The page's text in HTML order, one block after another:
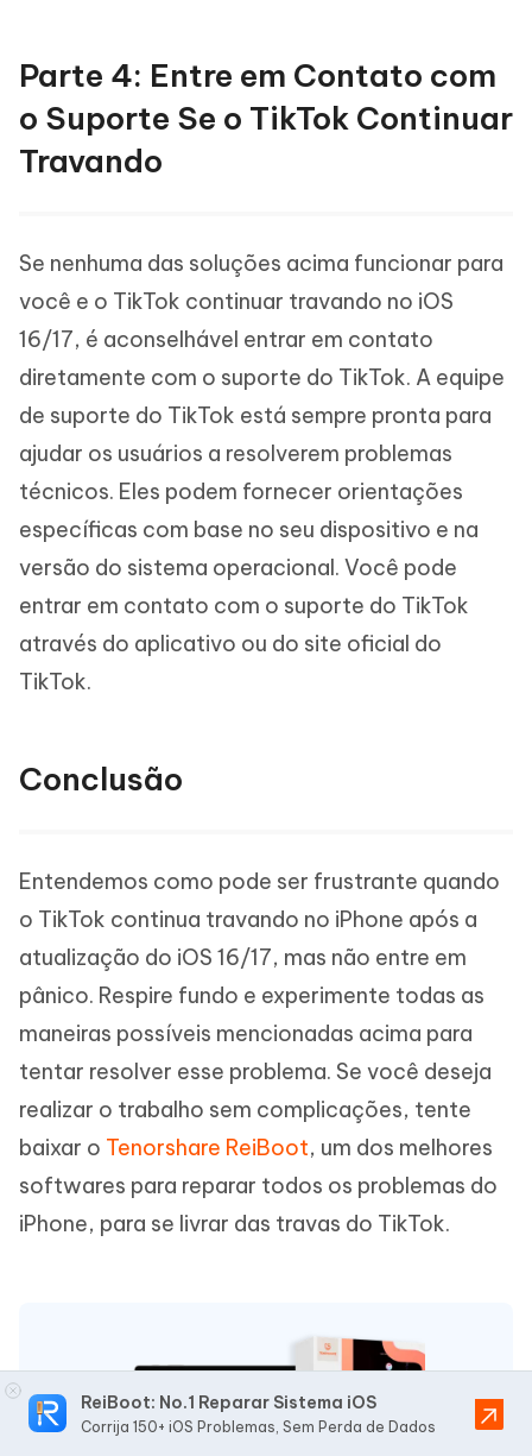
Parte 4: Entre em Contato com
o Suporte Se o TikTok Continuar
Travando
Se nenhuma das soluções acima funcionar para
você e o TikTok continuar travando no iOS
16/17, é aconselhável entrar em contato
diretamente com o suporte do TikTok. A equipe
de suporte do TikTok está sempre pronta para
ajudar os usuários a resolverem problemas
técnicos. Eles podem fornecer orientações
específicas com base no seu dispositivo e na
versão do sistema operacional. Você pode
entrar em contato com o suporte do TikTok
através do aplicativo ou do site oficial do
TikTok.
Conclusão
Entendemos como pode ser frustrante quando
o TikTok continua travando no iPhone após a
atualização do iOS 16/17, mas não entre em
pânico. Respire fundo e experimente todas as
maneiras possíveis mencionadas acima para
tentar resolver esse problema. Se você deseja
realizar o trabalho sem complicações, tente
baixar o Tenorshare ReiBoot, um dos melhores
softwares para reparar todos os problemas do
iPhone, para se livrar das travas do TikTok.
ReiBoot: No.1 Reparar Sistema iOS
Corrija 150+ iOS Problemas, Sem Perda de Dados